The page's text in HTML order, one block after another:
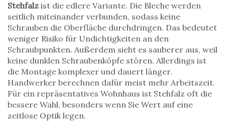
Stehfalz ist die edlere Variante. Die Bleche werden
seitlich miteinander verbunden, sodass keine
Schrauben die Oberfläche durchdringen. Das bedeutet
weniger Risiko für Undichtigkeiten an den
Schraubpunkten. Außerdem sieht es sauberer aus, weil
keine dunklen Schraubenköpfe stören. Allerdings ist
die Montage komplexer und dauert länger.
Handwerker berechnen dafür meist mehr Arbeitszeit.
Für ein repräsentatives Wohnhaus ist Stehfalz oft die
bessere Wahl, besonders wenn Sie Wert auf eine
zeitlose Optik legen.